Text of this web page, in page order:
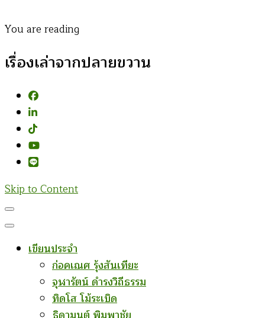
You are reading
เรื่องเล่าจากปลายขวาน
Skip to Content
เขียนประจำ
ก่อคเณศ รุ้งสันเทียะ
จุฬารัตน์ ดำรงวิถีธรรม
ทิดโส โม้ระเบิด